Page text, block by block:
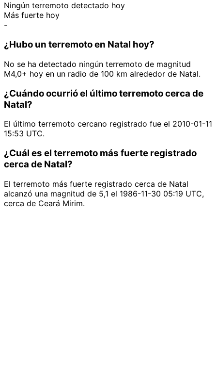
Ningún terremoto detectado hoy
Más fuerte hoy
-
¿Hubo un terremoto en Natal hoy?
No se ha detectado ningún terremoto de magnitud
M4,0+ hoy en un radio de 100 km alrededor de Natal.
¿Cuándo ocurrió el último terremoto cerca de
Natal?
El último terremoto cercano registrado fue el 2010-01-11
15:53 UTC.
¿Cuál es el terremoto más fuerte registrado
cerca de Natal?
El terremoto más fuerte registrado cerca de Natal
alcanzó una magnitud de 5,1 el 1986-11-30 05:19 UTC,
cerca de Ceará Mirim.